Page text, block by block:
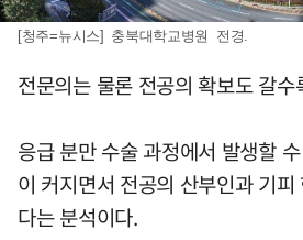
[청주=뉴시스] 충북대학교병원 전경.
전문의는 물론 전공의 확보도 갈
응급 분만 수술 과정에서 발생할
이 커지면서 전공의 산부인과 기
다는 분석이다.